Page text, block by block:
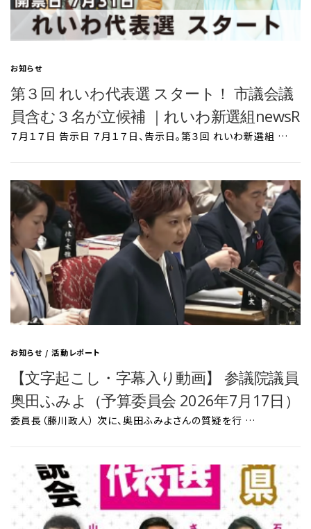
お知らせ
第３回 れいわ代表選 スタート！ 市議会議
員含む３名が立候補 ｜れいわ新選組newsR
７月１７日 告示日 ７月１７日、告示日。第３回 れいわ新選組 …
お知らせ/活動レポート
【文字起こし・字幕入り動画】 参議院議員
奥田ふみよ（予算委員会 2026年7月17日）
委員長（藤川政人） 次に、奥田ふみよさんの質疑を行 …